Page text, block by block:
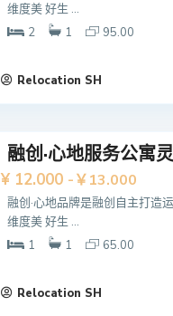
维度美 好生 ...
2
1 95.00
Relocation SH
融创·心地服务公寓
¥ 12.000 -￥13.000
融创·心地品牌是融创自主打造
维度美 好生 ...
1
1 65.00
Relocation SH